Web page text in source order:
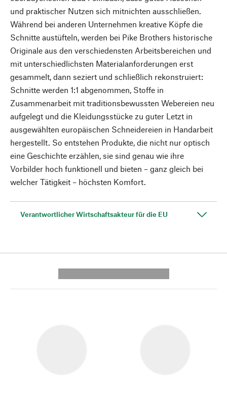
und praktischer Nutzen sich mitnichten ausschließen.
Während bei anderen Unternehmen kreative Köpfe die
Schnitte austüfteln, werden bei Pike Brothers historische
Originale aus den verschiedensten Arbeitsbereichen und
mit unterschiedlichsten Materialanforderungen erst
gesammelt, dann seziert und schließlich rekonstruiert:
Schnitte werden 1:1 abgenommen, Stoffe in
Zusammenarbeit mit traditionsbewussten Webereien neu
aufgelegt und die Kleidungsstücke zu guter Letzt in
ausgewählten europäischen Schneidereien in Handarbeit
hergestellt. So entstehen Produkte, die nicht nur optisch
eine Geschichte erzählen, sie sind genau wie ihre
Vorbilder hoch funktionell und bieten – ganz gleich bei
welcher Tätigkeit – höchsten Komfort.
Verantwortlicher Wirtschaftsakteur für die EU